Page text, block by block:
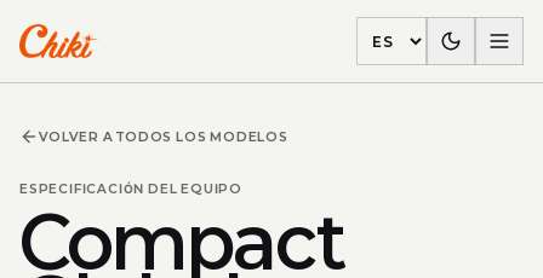
Language
VOLVER A TODOS LOS MODELOS
ESPECIFICACIÓN DEL EQUIPO
Compact